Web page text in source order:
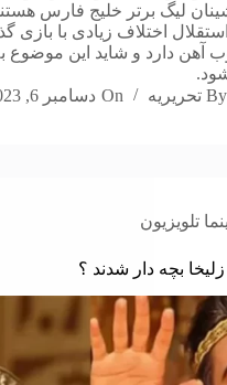
لیگ برتر خلیج فارس
اختلاف زیادی با بازی
آهن دارد و شاید این موضوع
By تحریریه On دسامبر 6, 2023
تلویزیون
بچه دار شدند ؟